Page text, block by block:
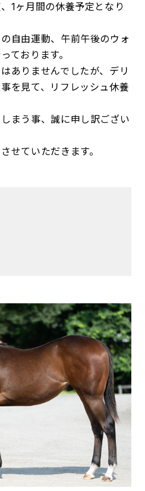
1ヶ月間の休養予定となり
自由運動、午前午後のウォ
ております。
ありませんでしたが、デリ
を見て、リフレッシュ休養
まう事、誠に申し訳ござい
せていただきます。